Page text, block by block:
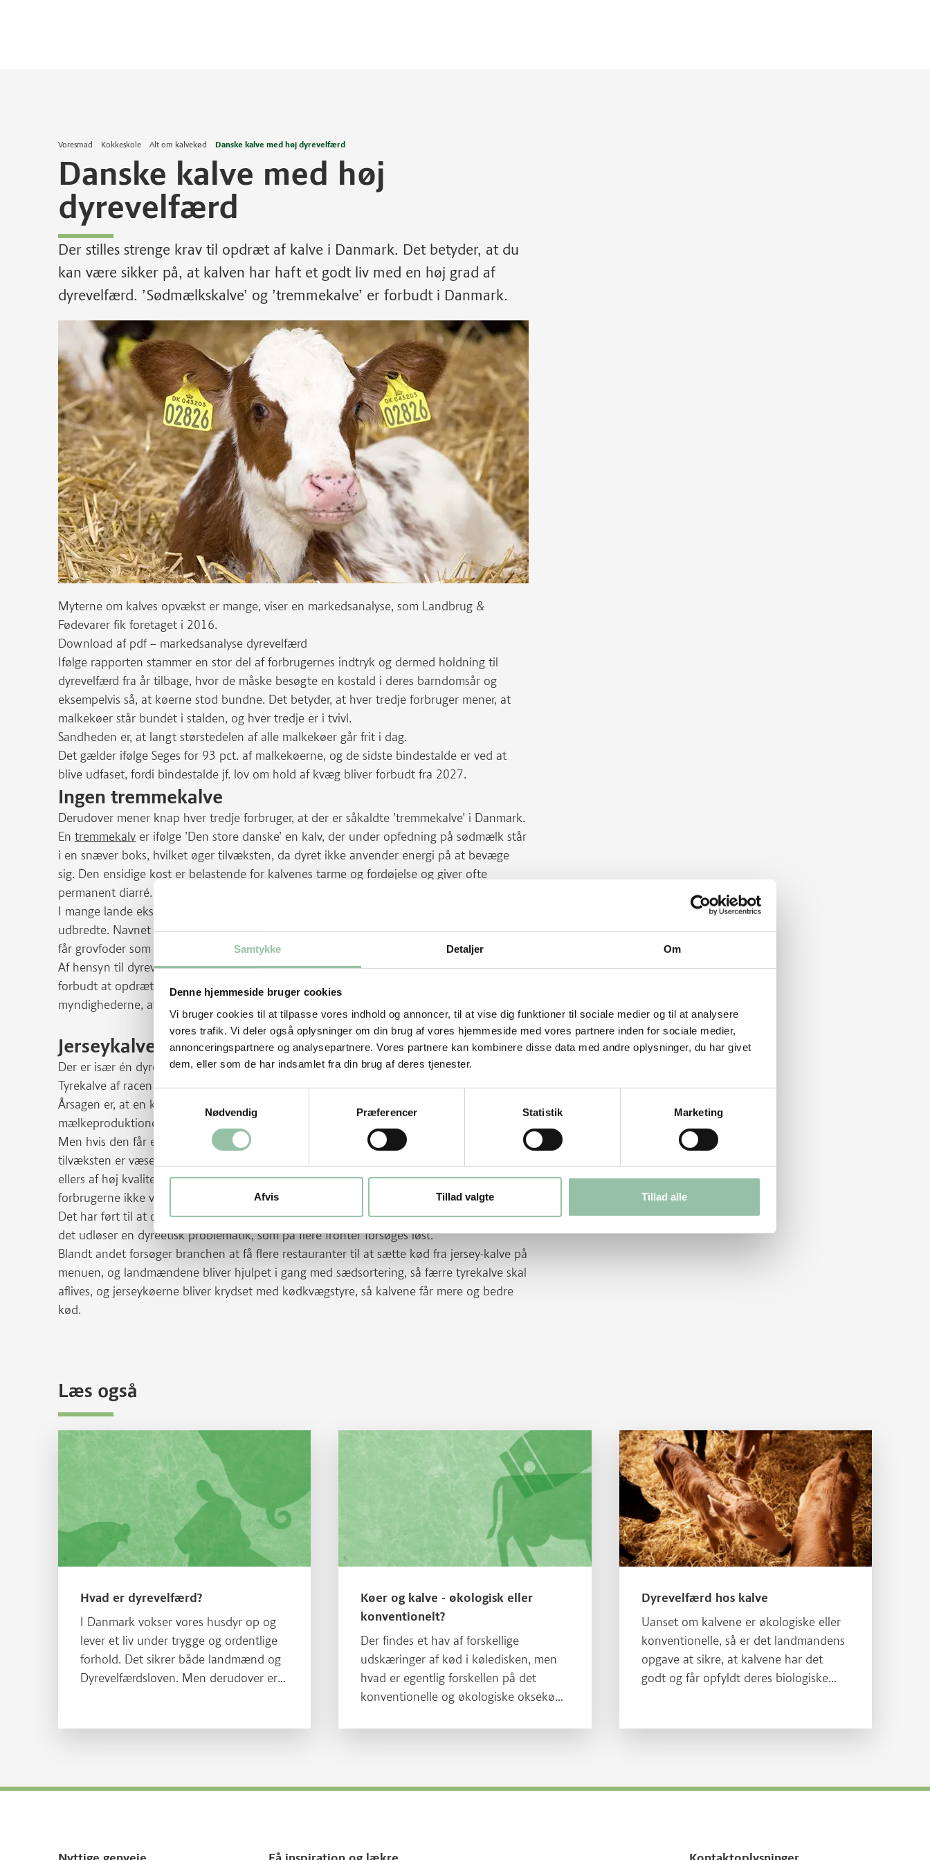
Samtykke Detaljer Om
Denne hjemmeside bruger cookies
Vi bruger cookies til at tilpasse vores indhold og annoncer, til at vise dig funktioner til sociale medier og til at analysere
vores trafik. Vi deler også oplysninger om din brug af vores hjemmeside med vores partnere inden for sociale medier,
annonceringspartnere og analysepartnere. Vores partnere kan kombinere disse data med andre oplysninger, du har givet
dem, eller som de har indsamlet fra din brug af deres tjenester.
Nødvendig
Præferencer Statistik Marketing
Afvis Tillad valgte Tillad alle
Voresmad Kokkeskole Alt om kalvekød Danske kalve med høj dyrevelfærd
Danske kalve med høj
dyrevelfærd
Der stilles strenge krav til opdræt af kalve i Danmark. Det betyder, at du
kan være sikker på, at kalven har haft et godt liv med en høj grad af
dyrevelfærd. ’Sødmælkskalve’ og ’tremmekalve’ er forbudt i Danmark.
Myterne om kalves opvækst er mange, viser en markedsanalyse, som Landbrug &
Fødevarer fik foretaget i 2016.
Download af pdf – markedsanalyse dyrevelfærd
Ifølge rapporten stammer en stor del af forbrugernes indtryk og dermed holdning til
dyrevelfærd fra år tilbage, hvor de måske besøgte en kostald i deres barndomsår og
eksempelvis så, at køerne stod bundne. Det betyder, at hver tredje forbruger mener, at
malkekøer står bundet i stalden, og hver tredje er i tvivl.
Sandheden er, at langt størstedelen af alle malkekøer går frit i dag.
Det gælder ifølge Seges for 93 pct. af malkekøerne, og de sidste bindestalde er ved at
blive udfaset, fordi bindestalde jf. lov om hold af kvæg bliver forbudt fra 2027.
Ingen tremmekalve
Derudover mener knap hver tredje forbruger, at der er såkaldte ’tremmekalve’ i Danmark.
En tremmekalv er ifølge ’Den store danske’ en kalv, der under opfedning på sødmælk står
i en snæver boks, hvilket øger tilvæksten, da dyret ikke anvender energi på at bevæge
sig. Den ensidige kost er belastende for kalvenes tarme og fordøjelse og giver ofte
permanent diarré.
I mange lande eksempelvis i Sydeuropa og Holland er ’sødmælkskalve’ dog stadig
udbredte. Navnet henviser til, at kalvene alt overvejende bliver fodret med mælk og ikke
får grovfoder som de danske kalve.
Af hensyn til dyrevelfærden er denne opdrætsmetode ikke tilladt i Danmark. Det er altså
forbudt at opdrætte tremmekalve i Danmark, og det bliver kontrolleret af
myndighederne, at
Jerseykalve er stadig udfordrede
Der er især én dyreetisk udfordring, der stadig mangler at blive løst for de danske kalve.
Tyrekalve af racen Jersey har igennem adskillige år været til overs i mælkeproduktion.
Årsagen er, at en ko er nødt til at få en kalv cirka én gang om året for at holde gang i
mælkeproduktionen.
Men hvis den får en tyrekalv, har det ikke kunnet betale sig at fede den op, fordi
tilvæksten er væsentlig ringere hos jersey end hos andre racer. Kødet fra jersey-kalve er
ellers af høj kvalitet, men detailhandlen har indtil videre argumenteret med, at
forbrugerne ikke vil betale en merpris for kødet.
Det har ført til at over 80 pct. af de fødte jerseykalve bliver aflivet straks efter fødslen, og
det udløser en dyreetisk problematik, som på flere fronter forsøges løst.
Blandt andet forsøger branchen at få flere restauranter til at sætte kød fra jersey-kalve på
menuen, og landmændene bliver hjulpet i gang med sædsortering, så færre tyrekalve skal
aflives, og jerseykøerne bliver krydset med kødkvægstyre, så kalvene får mere og bedre
kød.
Læs også
Læs mere om Hvad er dyrevelfærd?
Hvad er dyrevelfærd?
I Danmark vokser vores husdyr op og
lever et liv under trygge og ordentlige
forhold. Det sikrer både landmænd og
Dyrevelfærdsloven. Men derudover er
Læs mere om Køer og kalve - økologisk eller konventionelt?
Køer og kalve - økologisk eller
konventionelt?
Der findes et hav af forskellige
udskæringer af kød i køledisken, men
hvad er egentlig forskellen på det
konventionelle og økologiske oksekød
Læs mere om Dyrevelfærd hos kalve
Dyrevelfærd hos kalve
Uanset om kalvene er økologiske eller
konventionelle, så er det landmandens
opgave at sikre, at kalvene har det
godt og får opfyldt deres biologiske